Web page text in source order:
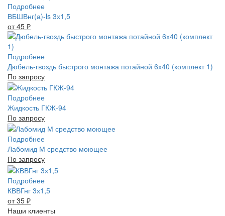
Подробнее
ВБШВнг(а)-ls 3х1,5
от 45 ₽
Подробнее
Дюбель-гвоздь быстрого монтажа потайной 6х40 (комплект 1)
По запросу
Подробнее
Жидкость ГКЖ-94
По запросу
Подробнее
Лабомид М средство моющее
По запросу
Подробнее
КВВГнг 3х1,5
от 35 ₽
Наши клиенты